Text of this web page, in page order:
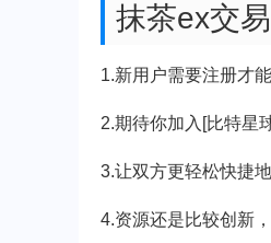
抹茶ex交
1.新用户需要注册才
2.期待你加入[比特星
3.让双方更轻松快捷
4.资源还是比较创新